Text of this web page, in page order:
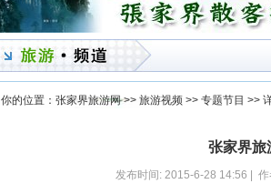
你的位置： 张家界旅游网>> 旅游视频 >> 专题节目 >>
张家界旅
发布时间: 2015-6-28 14:56 | 作